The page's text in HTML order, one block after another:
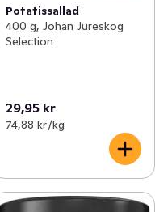
Potatissallad
400 g, Johan Jureskog
Selection
29,95 kr
74,88 kr /kg